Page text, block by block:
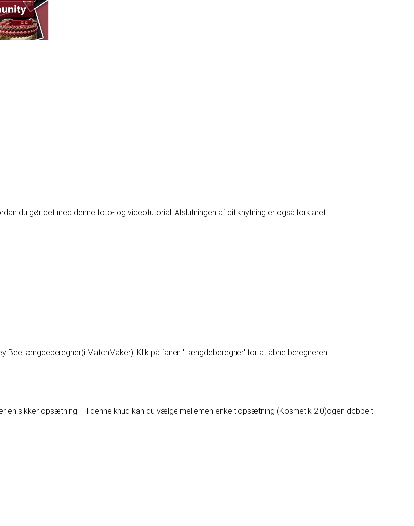
du gør det med denne foto- og videotutorial. Afslutningen af dit knytning er også forklaret.
Bee længdeberegner(i MatchMaker). Klik på fanen 'Længdeberegner' for at åbne beregneren.
en sikker opsætning. Til denne knud kan du vælge mellemen enkelt opsætning (Kosmetik 2.0)ogen dobbelt